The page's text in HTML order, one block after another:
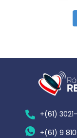
+(61) 3021-
+(61) 9